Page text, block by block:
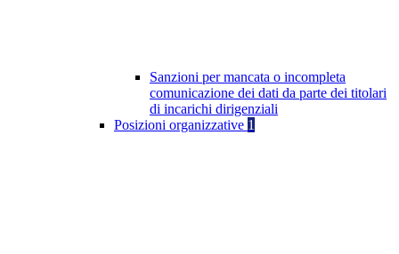
Sanzioni per mancata o incompleta
comunicazione dei dati da parte dei titolari
di incarichi dirigenziali
Posizioni organizzative 1